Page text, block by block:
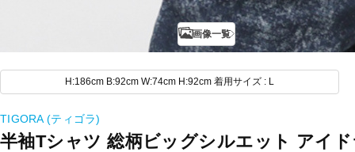
画像一覧
H:186cm B:92cm W:74cm H:92cm 着用サイズ : L
TIGORA (ティゴラ)
半袖Tシャツ 総柄ビッグシルエット アイ